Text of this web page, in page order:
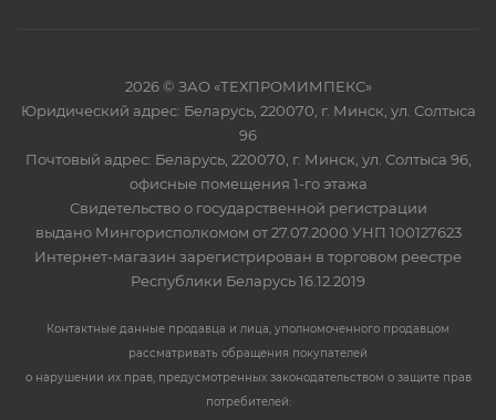
2026 © ЗАО «ТЕХПРОМИМПЕКС»
Юридический адрес: Беларусь, 220070, г. Минск, ул. Солтыса
96
Почтовый адрес: Беларусь, 220070, г. Минск, ул. Солтыса 96,
офисные помещения 1-го этажа
Свидетельство о государственной регистрации
выдано Мингорисполкомом от 27.07.2000 УНП 100127623
Интернет-магазин зарегистрирован в торговом реестре
Республики Беларусь 16.12.2019
Контактные данные продавца и лица, уполномоченного продавцом
рассматривать обращения покупателей
о нарушении их прав, предусмотренных законодательством о защите прав
потребителей: